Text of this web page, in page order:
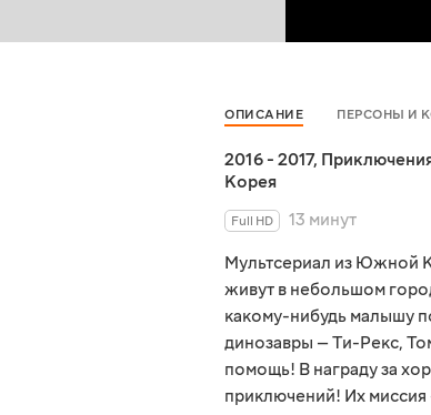
ОПИСАНИЕ ПЕРСОНЫ И
2016 - 2017,
Корея
Full HD
13 минут
Мультсериал из Южной
живут в небольшом
какому-нибудь малышу
динозавры — Ти-Рекс,
помощь! В награду за
приключений! Их